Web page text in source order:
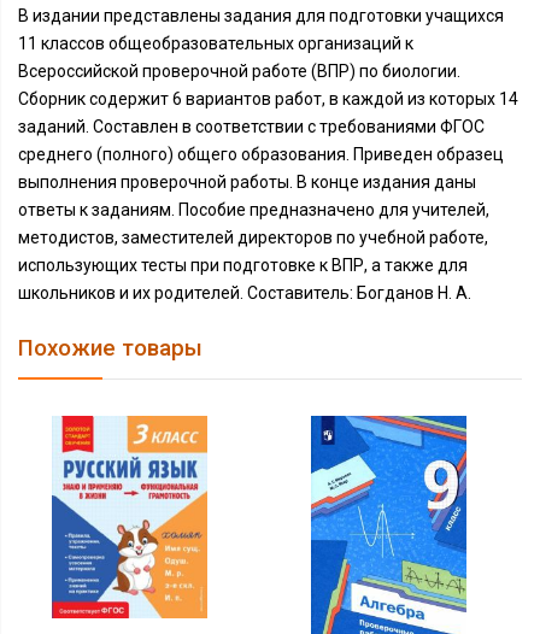
В издании представлены задания для подготовки учащихся
11 классов общеобразовательных организаций к
Всероссийской проверочной работе (ВПР) по биологии.
Сборник содержит 6 вариантов работ, в каждой из которых 14
заданий. Составлен в соответствии с требованиями ФГОС
среднего (полного) общего образования. Приведен образец
выполнения проверочной работы. В конце издания даны
ответы к заданиям. Пособие предназначено для учителей,
методистов, заместителей директоров по учебной работе,
использующих тесты при подготовке к ВПР, а также для
школьников и их родителей. Составитель: Богданов Н. А.
Похожие товары